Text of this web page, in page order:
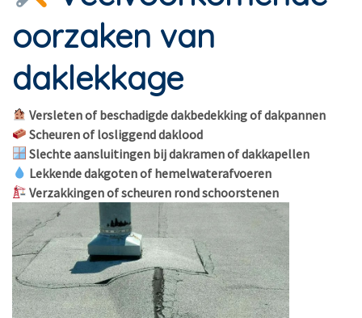
oorzaken van
daklekkage
Versleten of beschadigde dakbedekking of dakpannen
Scheuren of losliggend daklood
Slechte aansluitingen bij dakramen of dakkapellen
Lekkende dakgoten of hemelwaterafvoeren
Verzakkingen of scheuren rond schoorstenen